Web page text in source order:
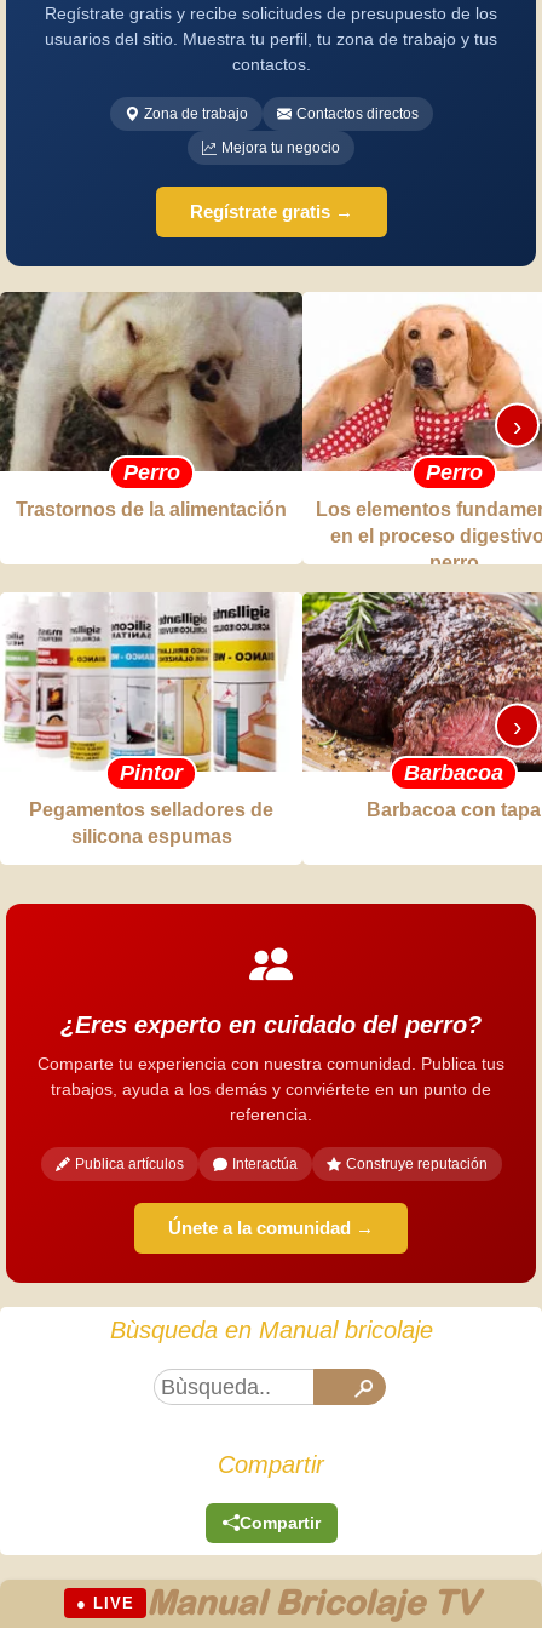
Regístrate gratis y recibe solicitudes de presupuesto de los
usuarios del sitio. Muestra tu perfil, tu zona de trabajo y tus
contactos.
Zona de trabajo
Contactos directos
Mejora tu negocio
Regístrate gratis →
Perro
Trastornos de la alimentación
Perro
Los elementos
en el proceso
perro
›
Pintor
Pegamentos selladores de
silicona espumas
Barbacoa
Barbacoa con tapa
›
¿Eres experto en cuidado del perro?
Comparte tu experiencia con nuestra comunidad. Publica tus
trabajos, ayuda a los demás y conviértete en un punto de
referencia.
Publica artículos Interactúa Construye reputación
Únete a la comunidad →
Bùsqueda en Manual bricolaje
Compartir
Compartir
● LIVE Manual Bricolaje TV